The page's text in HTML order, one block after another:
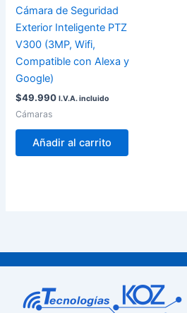
Cámara de Seguridad
Exterior Inteligente PTZ
V300 (3MP, Wifi,
Compatible con Alexa y
Google)
$49.990 I.V.A. incluido
Cámaras
Añadir al carrito